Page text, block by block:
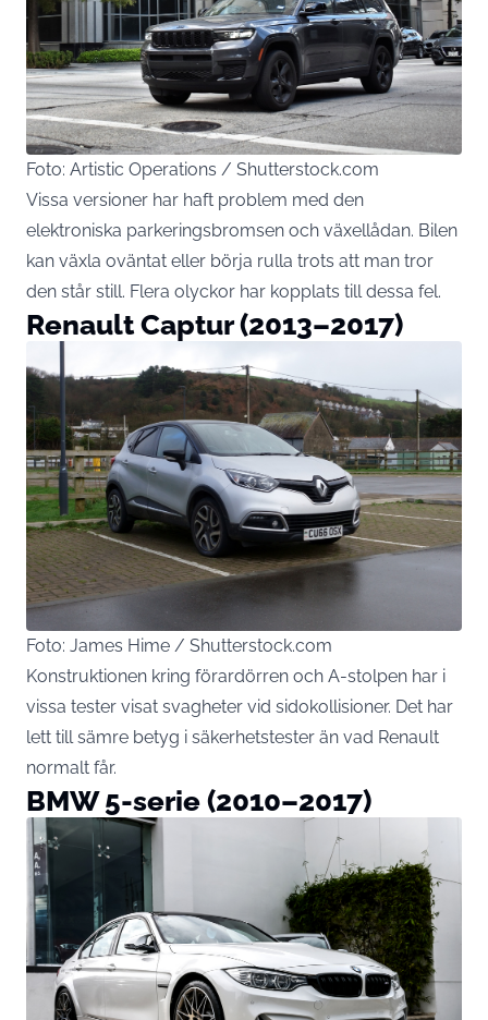
Foto: Artistic Operations / Shutterstock.com
Vissa versioner har haft problem med den
elektroniska parkeringsbromsen och växellådan. Bilen
kan växla oväntat eller börja rulla trots att man tror
den står still. Flera olyckor har kopplats till dessa fel.
Renault Captur (2013–2017)
Foto: James Hime / Shutterstock.com
Konstruktionen kring förardörren och A-stolpen har i
vissa tester visat svagheter vid sidokollisioner. Det har
lett till sämre betyg i säkerhetstester än vad Renault
normalt får.
BMW 5-serie (2010–2017)